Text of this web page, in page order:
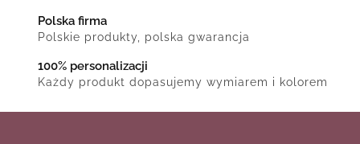
Polska firma
Polskie produkty, polska gwarancja
100% personalizacji
Każdy produkt dopasujemy wymiarem i kolorem